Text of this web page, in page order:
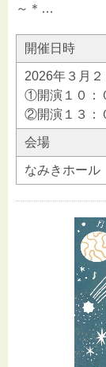
～＊…
開催日時
2026年３月２
①開演１０：
②開演１３：
会場
なみきホール